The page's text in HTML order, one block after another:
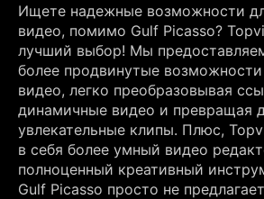
Ищете надежные возможности
видео, помимо Gulf Picasso?
лучший выбор! Мы
более продвинутые возможности
видео, легко преобразовывая
динамичные видео и превращая
увлекательные клипы. Плюс,
в себя более умный видео
полноценный креативный
Gulf Picasso просто не